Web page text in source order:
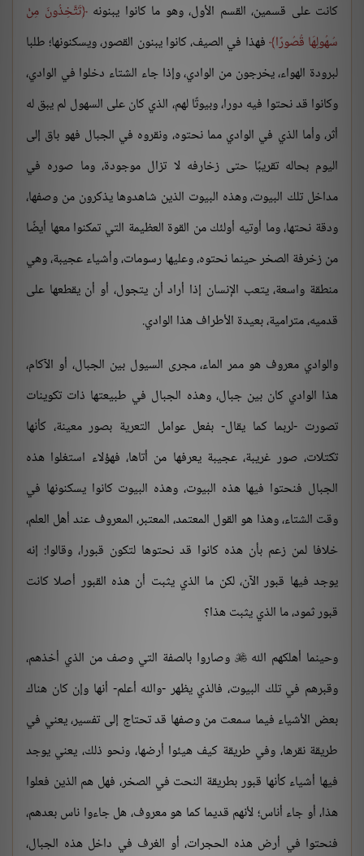
كانت على قسمين، القسم الأول، وهو ما كانوا يبنونه تَتَّخِذُونَ مِنْ
سُهُولِهَا قُصُورًا فهذا في الصيف، كانوا يبنون القصور، ويسكنونها؛ طلبا
لبرودة الهواء، يخرجون من الوادي، وإذا جاء الشتاء دخلوا في الوادي،
وكانوا قد نحتوا فيه دورا، وبيوتًا لهم، الذي كان على السهول لم يبق له
أثر، وأما الذي في الوادي مما نحتوه، ونقروه في الجبال فهو باق إلى
اليوم بحاله تقريبًا حتى زخارفه لا تزال موجودة، وما صوره في
مداخل تلك البيوت، وهذه البيوت الذين شاهدوها يذكرون من وصفها،
ودقة نحتها، وما أوتيه أولئك من القوة العظيمة التي تمكنوا معها أيضًا
من زخرفة الصخر حينما نحتوه، وعليها رسومات، وأشياء عجيبة، وهي
منطقة واسعة، يتعب الإنسان إذا أراد أن يتجول، أو أن يقطعها على
قدميه، مترامية، بعيدة الأطراف هذا الوادي.
والوادي معروف هو ممر الماء، مجرى السيول بين الجبال، أو الآكام،
هذا الوادي كان بين جبال، وهذه الجبال في طبيعتها ذات تكوينات
تصورت -لربما كما يقال- بفعل عوامل التعرية بصور معينة، كأنها
تكتلات، صور غريبة، عجيبة يعرفها من أتاها، فهؤلاء استغلوا هذه
الجبال فنحتوا فيها هذه البيوت، وهذه البيوت كانوا يسكنونها في
وقت الشتاء، وهذا هو القول المعتمد، المعتبر، المعروف عند أهل العلم،
خلافا لمن زعم بأن هذه كانوا قد نحتوها لتكون قبورا، وقالوا: إنه
يوجد فيها قبور الآن، لكن ما الذي يثبت أن هذه القبور أصلا كانت
قبور ثمود، ما الذي يثبت هذا؟
وحينما أهلكهم الله وصاروا بالصفة التي وصف من الذي أخذهم،
وقبرهم في تلك البيوت، فالذي يظهر -والله أعلم- أنها وإن كان هناك
بعض الأشياء فيما سمعت من وصفها قد تحتاج إلى تفسير، يعني في
طريقة نقرها، وفي طريقة كيف هيئوا أرضها، ونحو ذلك، يعني يوجد
فيها أشياء كأنها قبور بطريقة النحت في الصخر، فهل هم الذين فعلوا
هذا، أو جاء أناس؛ لأنهم قديما كما هو معروف، هل جاءوا ناس بعدهم،
فنحتوا في أرض هذه الحجرات، أو الغرف في داخل هذه الجبال،